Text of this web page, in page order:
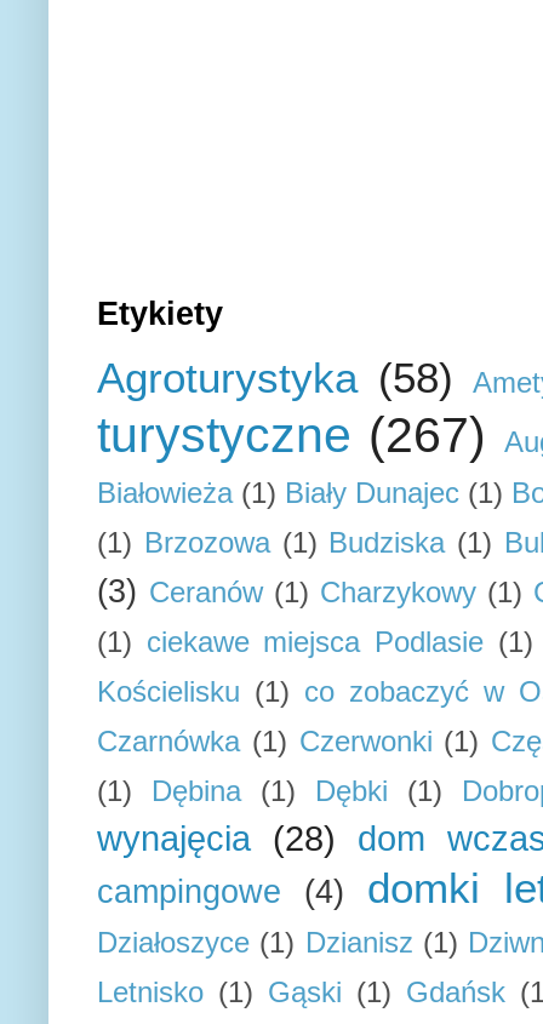
Etykiety
Agroturystyka (58)
turystyczne (267)
Białowieża (1) Biały Dunajec (1)
(1) Brzozowa (1) Budziska (1)
(3) Ceranów (1) Charzykowy (1)
(1) ciekawe miejsca Podlasie (1)
Kościelisku (1) co zobaczyć w
Czarnówka (1) Czerwonki (1)
(1)
Dębina (1) Dębki (1)
wynajęcia (28) dom
campingowe (4) domki
Działoszyce (1) Dzianisz (1)
Letnisko (1) Gąski (1) Gdańsk